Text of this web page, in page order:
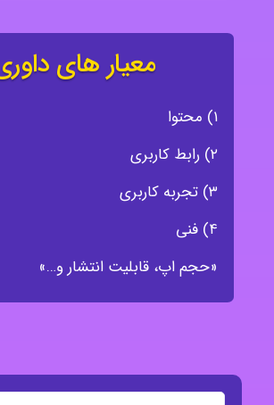
معیار های
۱) محتوا
۲) رابط کاربری
۳) تجربه کاربری
۴) فنی
«حجم اپ، قابلیت انتشار و…»